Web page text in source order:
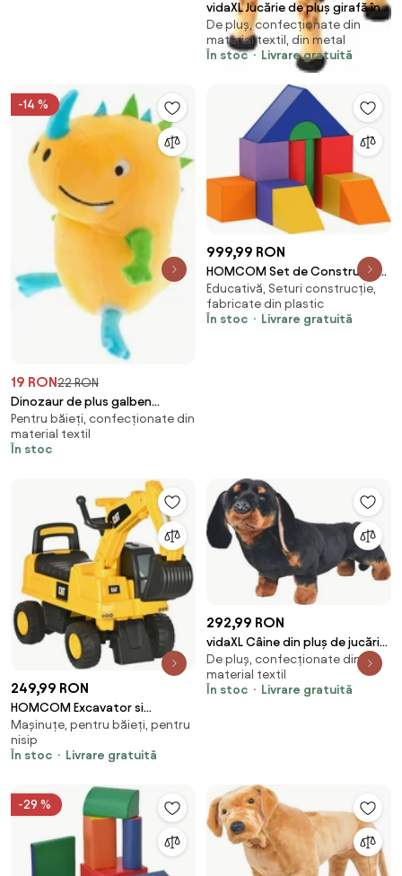
vidaXL Jucărie de pluș girafă în
picioare, maro și galben, XXL
De pluș, confecționate din
material textil, din metal
În stoc
Livrare gratuită
-14 %
19 RON22 RON
Dinozaur de plus galben
DOCUS cu corn albastru
Pentru băieți, confecționate din
material textil
În stoc
999,99 RON
HOMCOM Set de Construcții
Moi pentru Copii de 1-3 Ani cu 11
Forme, în PU și EPE, Culori Variate
| Aosom Romania
Educativă, Seturi construcție,
fabricate din plastic
În stoc
Livrare gratuită
249,99 RON
HOMCOM Excavator si
compartiment de depozitare,
jucarie de calarit pentru copii
de la 1-3 ani fara baterie,
Mașinuțe, pentru băieți, pentru
nisip
În stoc
Livrare gratuită
292,99 RON
vidaXL Câine din pluș de jucărie
teckel, negru, XXL
De pluș, confecționate din
material textil
În stoc
Livrare gratuită
-29 %